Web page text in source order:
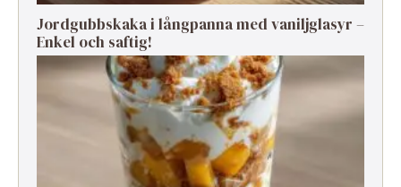
Jordgubbskaka i långpanna med vaniljglasyr –
Enkel och saftig!